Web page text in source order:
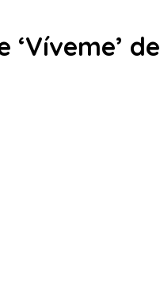
de